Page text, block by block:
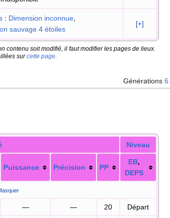
: Dimension inconnue
sauvage 4 étoiles
[+]
contenu soit modifié, il faut modifier les pages de lieux.
surcette page
Générations 6
Niveau
Puissance Précision PP
EB,
DEPS
— — 20 Départ